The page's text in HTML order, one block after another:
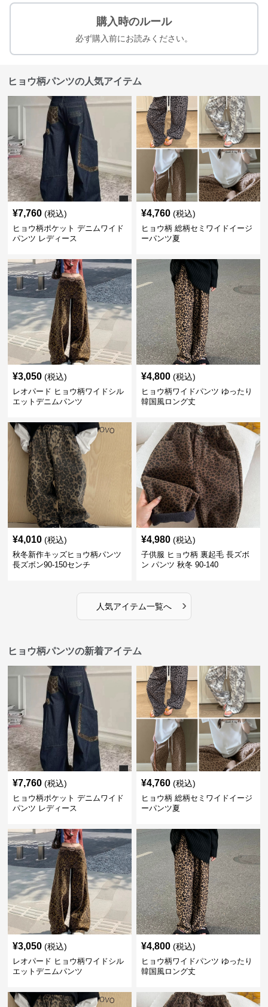
購入時のルール
必ず購入前にお読みください。
ヒョウ柄パンツの人気アイテム
¥7,760 (税込)
ヒョウ柄ポケット デニムワイド
パンツ レディース
¥4,760 (税込)
ヒョウ柄 総柄セミワイドイージ
ーパンツ夏
¥3,050 (税込)
レオパード ヒョウ柄ワイドシル
エットデニムパンツ
¥4,800 (税込)
ヒョウ柄ワイドパンツ ゆったり
韓国風ロング丈
¥4,010 (税込)
秋冬新作キッズヒョウ柄パンツ
長ズボン90-150センチ
¥4,980 (税込)
子供服 ヒョウ柄 裏起毛 長ズボ
ン パンツ 秋冬 90-140
人気アイテム一覧へ ›
ヒョウ柄パンツの新着アイテム
¥7,760 (税込)
ヒョウ柄ポケット デニムワイド
パンツ レディース
¥4,760 (税込)
ヒョウ柄 総柄セミワイドイージ
ーパンツ夏
¥3,050 (税込)
レオパード ヒョウ柄ワイドシル
エットデニムパンツ
¥4,800 (税込)
ヒョウ柄ワイドパンツ ゆったり
韓国風ロング丈